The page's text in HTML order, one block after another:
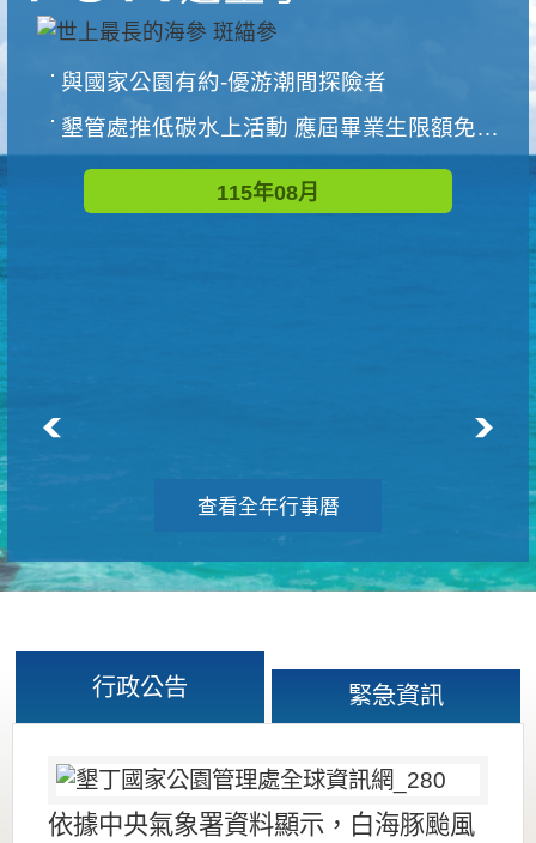
與國家公園有約-優游潮間探險者
墾管處推低碳水上活動 應屆畢業生限額免費參加
115年08月
查看全年行事曆
行政公告 緊急資訊
依據中央氣象署資料顯示，白海豚颱風